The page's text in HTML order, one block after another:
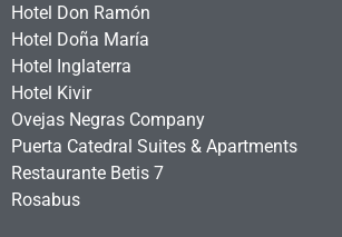
Hotel Don Ramón
Hotel Doña María
Hotel Inglaterra
Hotel Kivir
Ovejas Negras Company
Puerta Catedral Suites & Apartments
Restaurante Betis 7
Rosabus